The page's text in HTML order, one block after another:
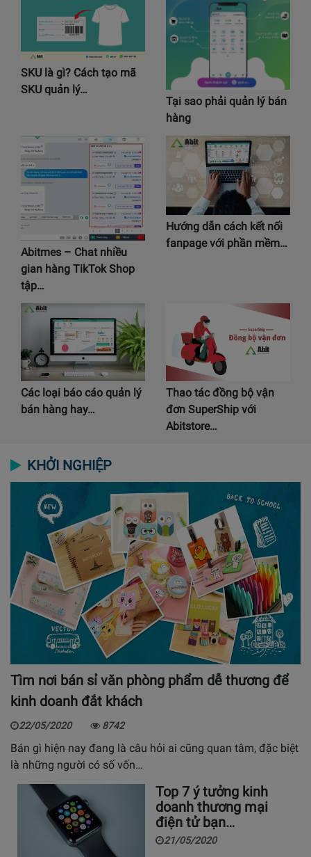
SKU là gì? Cách tạo mã
SKU quản lý…
Tại sao phải quản lý bán
hàng
Abitmes – Chat nhiều
gian hàng TikTok Shop
tập…
Hướng dẫn cách kết nối
fanpage với phần mềm…
Các loại báo cáo quản lý
bán hàng hay…
Thao tác đồng bộ vận
đơn SuperShip với
Abitstore…
KHỞI NGHIỆP
Tìm nơi bán sỉ văn phòng phẩm dễ thương để
kinh doanh đắt khách
22/05/2020 8742
Bán gì hiện nay đang là câu hỏi ai cũng quan tâm, đặc biệt
là những người có số vốn…
Top 7 ý tưởng kinh
doanh thương mại
điện tử bạn…
21/05/2020